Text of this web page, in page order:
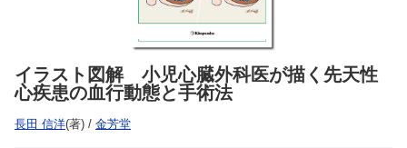
イラスト図解 小児心臓外科医が描く先天性
心疾患の血行動態と手術法
長田 信洋(著) / 金芳堂